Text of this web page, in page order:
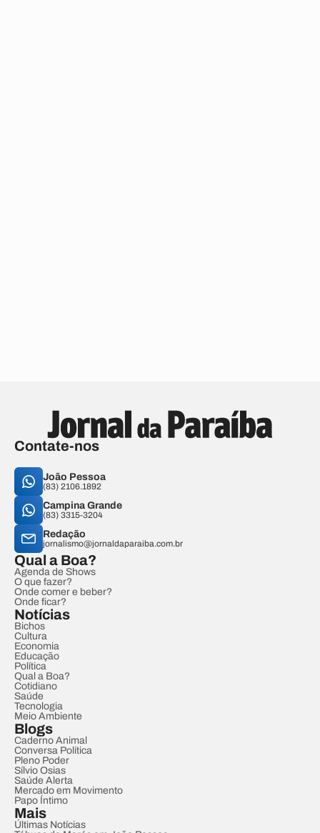
Contate-nos
João Pessoa
(83) 2106.1892
Campina Grande
(83) 3315-3204
Redação
jornalismo@jornaldaparaiba.com.br
Qual a Boa?
Agenda de Shows
O que fazer?
Onde comer e beber?
Onde ficar?
Notícias
Bichos
Cultura
Economia
Educação
Política
Qual a Boa?
Cotidiano
Saúde
Tecnologia
Meio Ambiente
Blogs
Caderno Animal
Conversa Política
Pleno Poder
Sílvio Osias
Saúde Alerta
Mercado em Movimento
Papo Íntimo
Mais
Últimas Notícias